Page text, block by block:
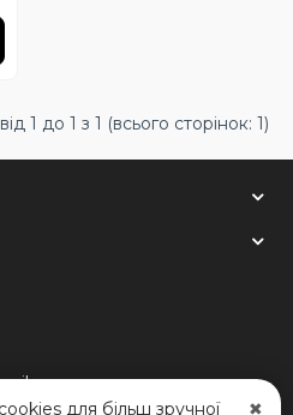
1 до 1 з 1 (всього сторінок: 1)
✖
для більш зручної